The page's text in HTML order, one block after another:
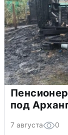
под
7 августа 0